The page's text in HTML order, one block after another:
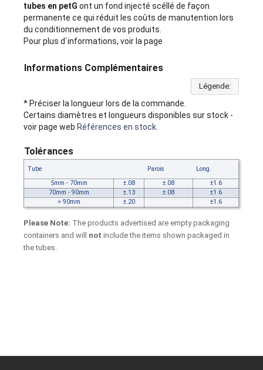
tubes en petG ont un fond injecté scéllé de façon
permanente ce qui réduit les coûts de manutention lors
du conditionnement de vos produits.
Pour plus d`informations, voir la page
Informations Complémentaires
Légende:
* Préciser la longueur lors de la commande.
Certains diamètres et longueurs disponibles sur stock -
voir page web Références en stock.
Tolérances
Tube Parois
Long.
5mm - 70mm
±.08 ±.08
±1.6
70mm - 90mm
±.13 ±.08
±1.6
> 90mm
±.20 ±1.6
Please Note: The products advertised are empty packaging
containers and will not include the items shown packaged in
the tubes.